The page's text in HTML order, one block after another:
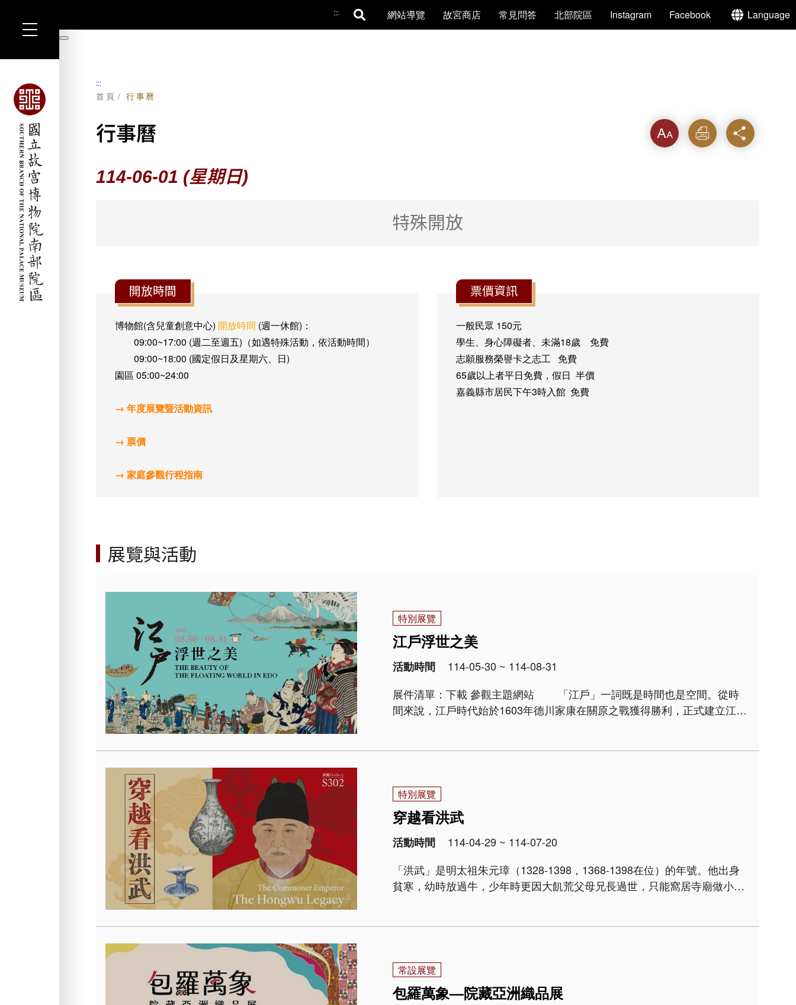
要
::: 網站導覽 故宮商店 常見問答 北部院區 Instagram Facebook Language
暫
:::
首頁 行事曆
行事曆 字級 列印 分享
114-06-01 (星期日)
特殊開放
開放時間
博物館(含兒童創意中心) 開放時間 (週一休館)：
09:00~17:00 (週二至週五)（如遇特殊活動，依活動時間）
09:00~18:00 (國定假日及星期六、日)
園區 05:00~24:00
→ 年度展覽暨活動資訊
→ 票價
→ 家庭參觀行程指南
票價資訊
一般民眾 150元
學生、身心障礙者、未滿18歲 免費
志願服務榮譽卡之志工 免費
65歲以上者平日免費，假日 半價
嘉義縣市居民下午3時入館 免費
展覽與活動
特別展覽
江戶浮世之美
活動時間
114-05-30 ~ 114-08-31
展件清單：下載 參觀主題網站 「江戶」一詞既是時間也是空間。從時
間來說，江戶時代始於1603年德川家康在關原之戰獲得勝利，正式建立江戶
特別展覽
穿越看洪武
活動時間
114-04-29 ~ 114-07-20
「洪武」是明太祖朱元璋（1328-1398，1368-1398在位）的年號。他出身
貧寒，幼時放過牛，少年時更因大飢荒父母兄長過世，只能窩居寺廟做小
常設展覽
包羅萬象—院藏亞洲織品展